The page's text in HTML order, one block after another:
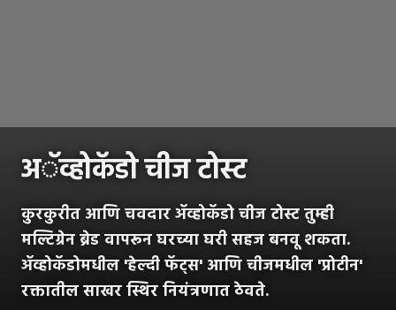
अॅव्होकॅडो चीज टोस्ट
कुरकुरीत आणि चवदार ॲव्होकॅडो चीज टोस्ट तुम्ही
मल्टिग्रेन ब्रेड वापरून घरच्या घरी सहज बनवू शकता.
ॲव्होकॅडोमधील 'हेल्दी फॅट्स' आणि चीजमधील 'प्रोटीन'
रक्तातील साखर स्थिर नियंत्रणात ठेवते.